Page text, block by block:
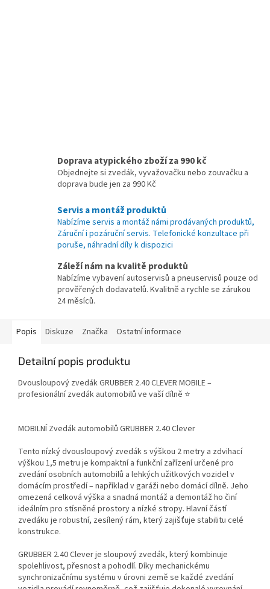
Doprava atypického zboží za 990 kč
Objednejte si zvedák, vyvažovačku nebo zouvačku a
doprava bude jen za 990 Kč
Servis a montáž produktů
Nabízíme servis a montáž námi prodávaných produktů,
Záruční i pozáruční servis. Telefonické konzultace při
poruše, náhradní díly k dispozici
Záleží nám na kvalitě produktů
Nabízíme vybavení autoservisů a pneuservisů pouze od
prověřených dodavatelů. Kvalitně a rychle se zárukou
24 měsíců.
Popis Diskuze Značka Ostatní informace
Detailní popis produktu
Dvousloupový zvedák GRUBBER 2.40 CLEVER MOBILE –
profesionální zvedák automobilů ve vaší dílně ⭐
MOBILNÍ Zvedák automobilů GRUBBER 2.40 Clever
Tento nízký dvousloupový zvedák s výškou 2 metry a zdvihací
výškou 1,5 metru je kompaktní a funkční zařízení určené pro
zvedání osobních automobilů a lehkých užitkových vozidel v
domácím prostředí – například v garáži nebo domácí dílně. Jeho
omezená celková výška a snadná montáž a demontáž ho činí
ideálním pro stísněné prostory a nízké stropy. Hlavní částí
zvedáku je robustní, zesílený rám, který zajišťuje stabilitu celé
konstrukce.
GRUBBER 2.40 Clever je sloupový zvedák, který kombinuje
spolehlivost, přesnost a pohodlí. Díky mechanickému
synchronizačnímu systému v úrovni země se každé zvedání